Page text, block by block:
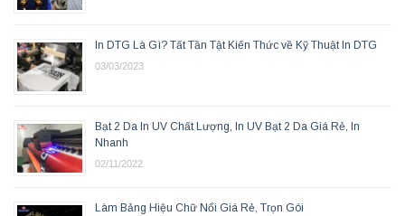
In DTG Là Gì? Tất Tần Tật Kiến Thức về Kỹ Thuật In DTG
03/03/2023
Bạt 2 Da In UV Chất Lượng, In UV Bạt 2 Da Giá Rẻ, In
Nhanh
02/11/2022
Làm Bảng Hiệu Chữ Nổi Giá Rẻ, Trọn Gói